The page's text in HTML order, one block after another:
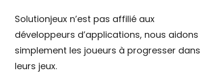
Solutionjeux n’est pas affilié aux
développeurs d’applications, nous aidons
simplement les joueurs à progresser dans
leurs jeux.